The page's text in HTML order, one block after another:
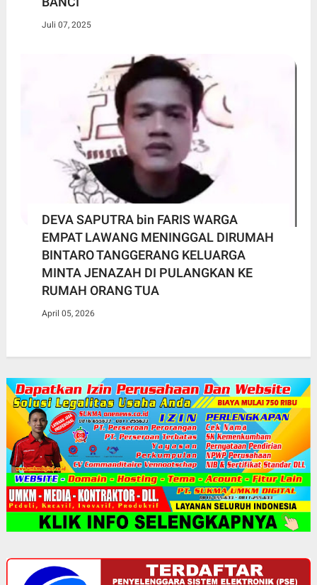
Juli 07, 2025
DEVA SAPUTRA bin FARIS WARGA
EMPAT LAWANG MENINGGAL DIRUMAH
BINTARO TANGGERANG KELUARGA
MINTA JENAZAH DI PULANGKAN KE
RUMAH ORANG TUA
April 05, 2026